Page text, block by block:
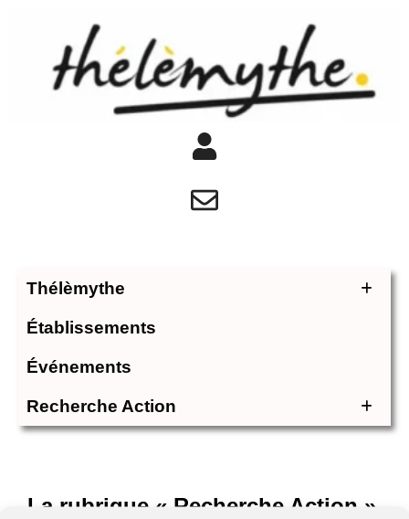
Thélèmythe
Établissements
Événements
Recherche Action
La rubrique « Recherche Action »